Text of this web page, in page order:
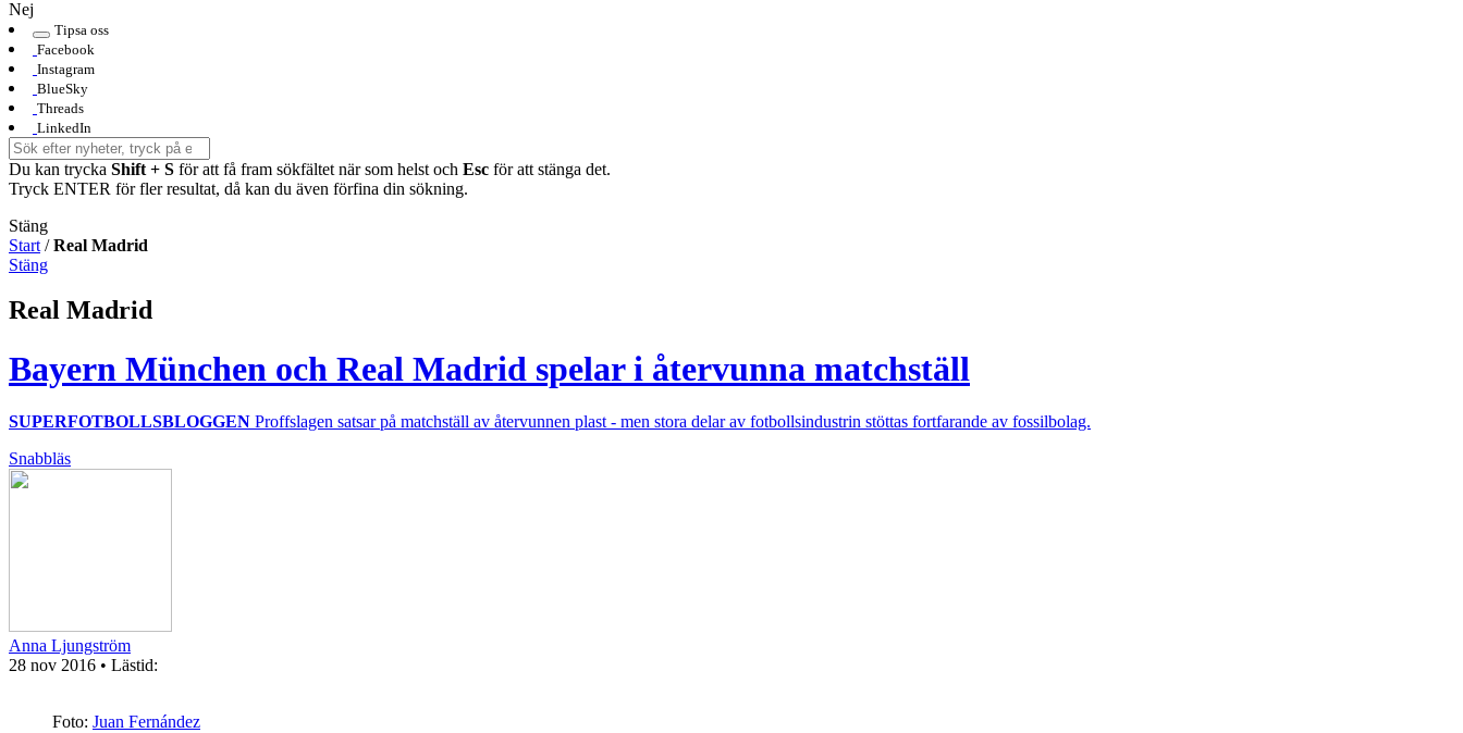
Nej
Tipsa oss
Facebook
Instagram
BlueSky
Threads
LinkedIn
Du kan trycka Shift + S för att få fram sökfältet när som helst och Esc för att stänga det.
Tryck ENTER för fler resultat, då kan du även förfina din sökning.
Stäng
Start /Real Madrid
Stäng
Real Madrid
Bayern München och Real Madrid spelar i återvunna matchställ
SUPERFOTBOLLSBLOGGEN Proffslagen satsar på matchställ av återvunnen plast - men stora delar av fotbollsindustrin stöttas fortfarande av fossilbolag.
Snabbläs
Anna Ljungström
28 nov 2016 • Lästid:
Foto: Juan Fernández